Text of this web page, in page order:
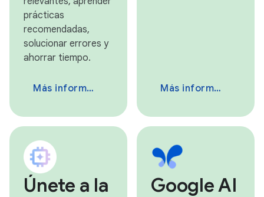
prácticas
recomendadas,
solucionar errores y
ahorrar tiempo.
Más información Más información
Únete a la Google AI